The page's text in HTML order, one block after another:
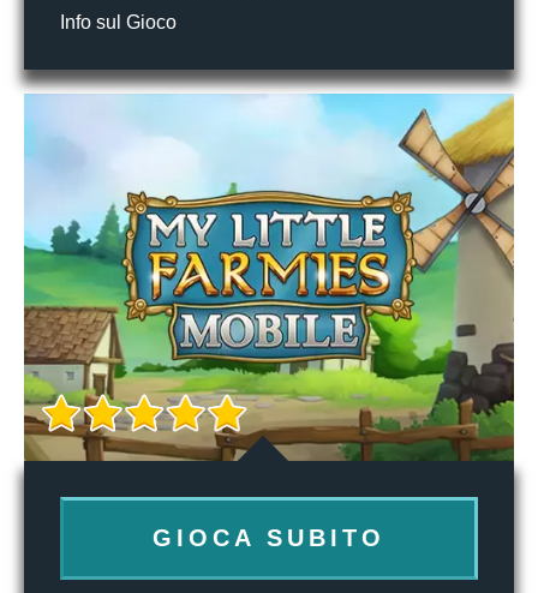
Info sul Gioco
GIOCA SUBITO